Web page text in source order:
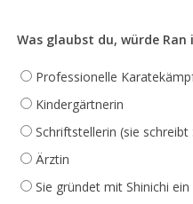
Was glaubst du, würde
Professionelle
Kindergärtnerin
Schriftstellerin (sie schreibt
Ärztin
Sie gründet mit Shinichi